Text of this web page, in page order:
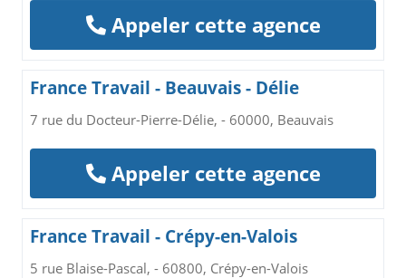
Appeler cette agence
France Travail - Beauvais - Délie
7 rue du Docteur-Pierre-Délie, - 60000, Beauvais
Appeler cette agence
France Travail - Crépy-en-Valois
5 rue Blaise-Pascal, - 60800, Crépy-en-Valois